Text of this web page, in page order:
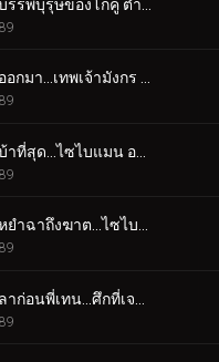
ตอนที่ 23 หยำฉาถึงฆาต…ไซไบแมนผู้น่ากลัว